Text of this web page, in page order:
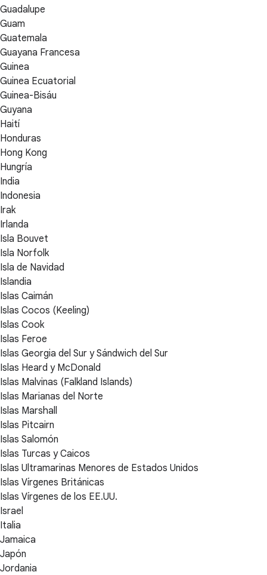
Guadalupe
Guam
Guatemala
Guayana Francesa
Guinea
Guinea Ecuatorial
Guinea-Bisáu
Guyana
Haití
Honduras
Hong Kong
Hungría
India
Indonesia
Irak
Irlanda
Isla Bouvet
Isla Norfolk
Isla de Navidad
Islandia
Islas Caimán
Islas Cocos (Keeling)
Islas Cook
Islas Feroe
Islas Georgia del Sur y Sándwich del Sur
Islas Heard y McDonald
Islas Malvinas (Falkland Islands)
Islas Marianas del Norte
Islas Marshall
Islas Pitcairn
Islas Salomón
Islas Turcas y Caicos
Islas Ultramarinas Menores de Estados Unidos
Islas Vírgenes Británicas
Islas Vírgenes de los EE.UU.
Israel
Italia
Jamaica
Japón
Jordania